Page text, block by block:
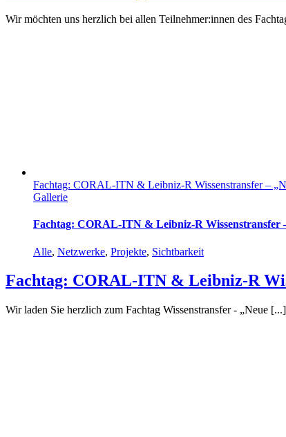
Wir möchten uns herzlich bei allen Teilnehmer:innen des
Fachtag: CORAL-ITN & Leibniz-R Wissenstransfer –
Gallerie
Fachtag: CORAL-ITN & Leibniz-R Wissenstransfer
Alle, Netzwerke, Projekte, Sichtbarkeit
Fachtag: CORAL-ITN & Leibniz-R
Wir laden Sie herzlich zum Fachtag Wissenstransfer - „Neue [...]